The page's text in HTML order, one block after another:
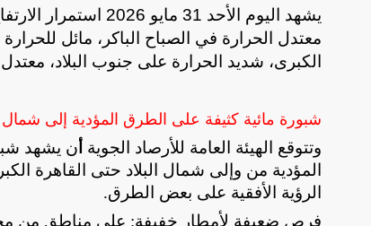
يشهد اليوم الأحد 31 مايو 2026 استمرار الارتفاع التدريجي في
معتدل الحرارة في الصباح الباكر، مائل
الكبرى، شديد الحرارة على جنوب البلاد، معتدل
شبورة مائية كثيفة على الطرق المؤدية إلى شمال
وتتوقع الهيئة العامة للأرصاد الجوية أن يشهد
المؤدية من وإلى شمال البلاد حتى القاهرة
الرؤية الأفقية على بعض الطرق.
​فرص ضعيفة لأمطار خفيفة: على مناطق من